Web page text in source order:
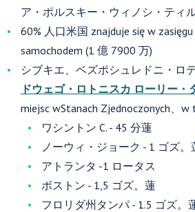
ア・ポルスキー・ウィノシ・ティ
60% 人口米国 znajduje się w
samochodem (1 億 7900 万)
シブキエ、ベズポシュレドニ・ロ
ドウェゴ・ロトニスカ ローリー・
miejsc wStanach Zjednoczonych、w
ワシントン C. - 45 分蓮
ノーウィ・ジョーク - 1 ゴズ。
アトランタ -1 ロータス
ボストン - 1,5 ゴズ。蓮
フロリダ州タンパ - 1.5 ゴズ。